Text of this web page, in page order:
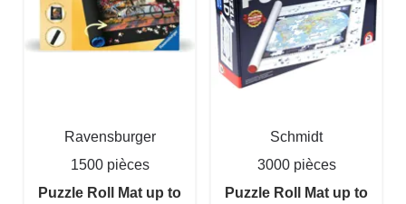
Ravensburger
1500 pièces
Puzzle Roll Mat up to
Schmidt
3000 pièces
Puzzle Roll Mat up to